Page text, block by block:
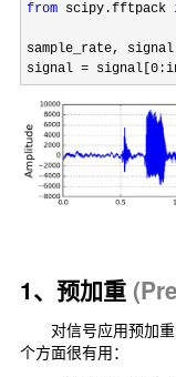
from scipy.fftpack
sample_rate, signal
signal =
1、预加重
对信号应用预加重
个方面很有用：